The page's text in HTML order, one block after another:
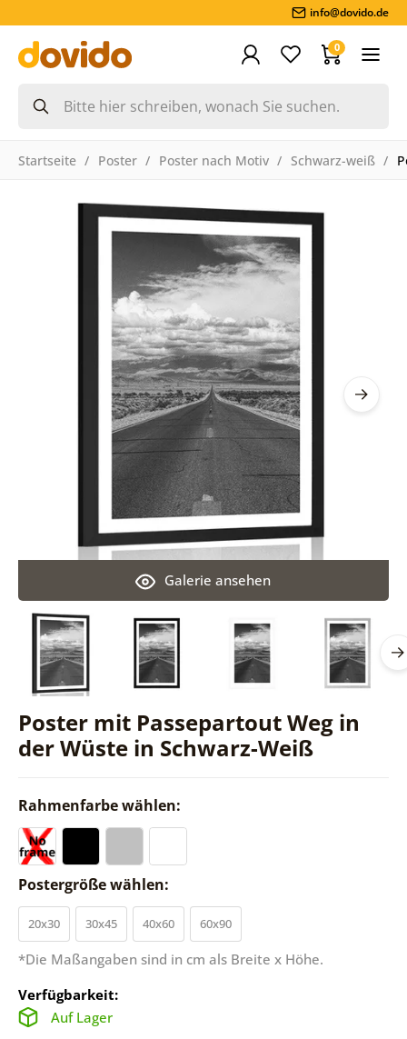
info@dovido.de
0
Startseite Poster Poster nach Motiv Schwarz-weiß
Poster mit Passepartout Weg in
der Wüste in Schwarz-Weiß
Galerie ansehen
Rahmenfarbe wählen:
Postergröße wählen:
20x30 30x45 40x60 60x90
*Die Maßangaben sind in cm als Breite x Höhe.
Verfügbarkeit:
Auf Lager